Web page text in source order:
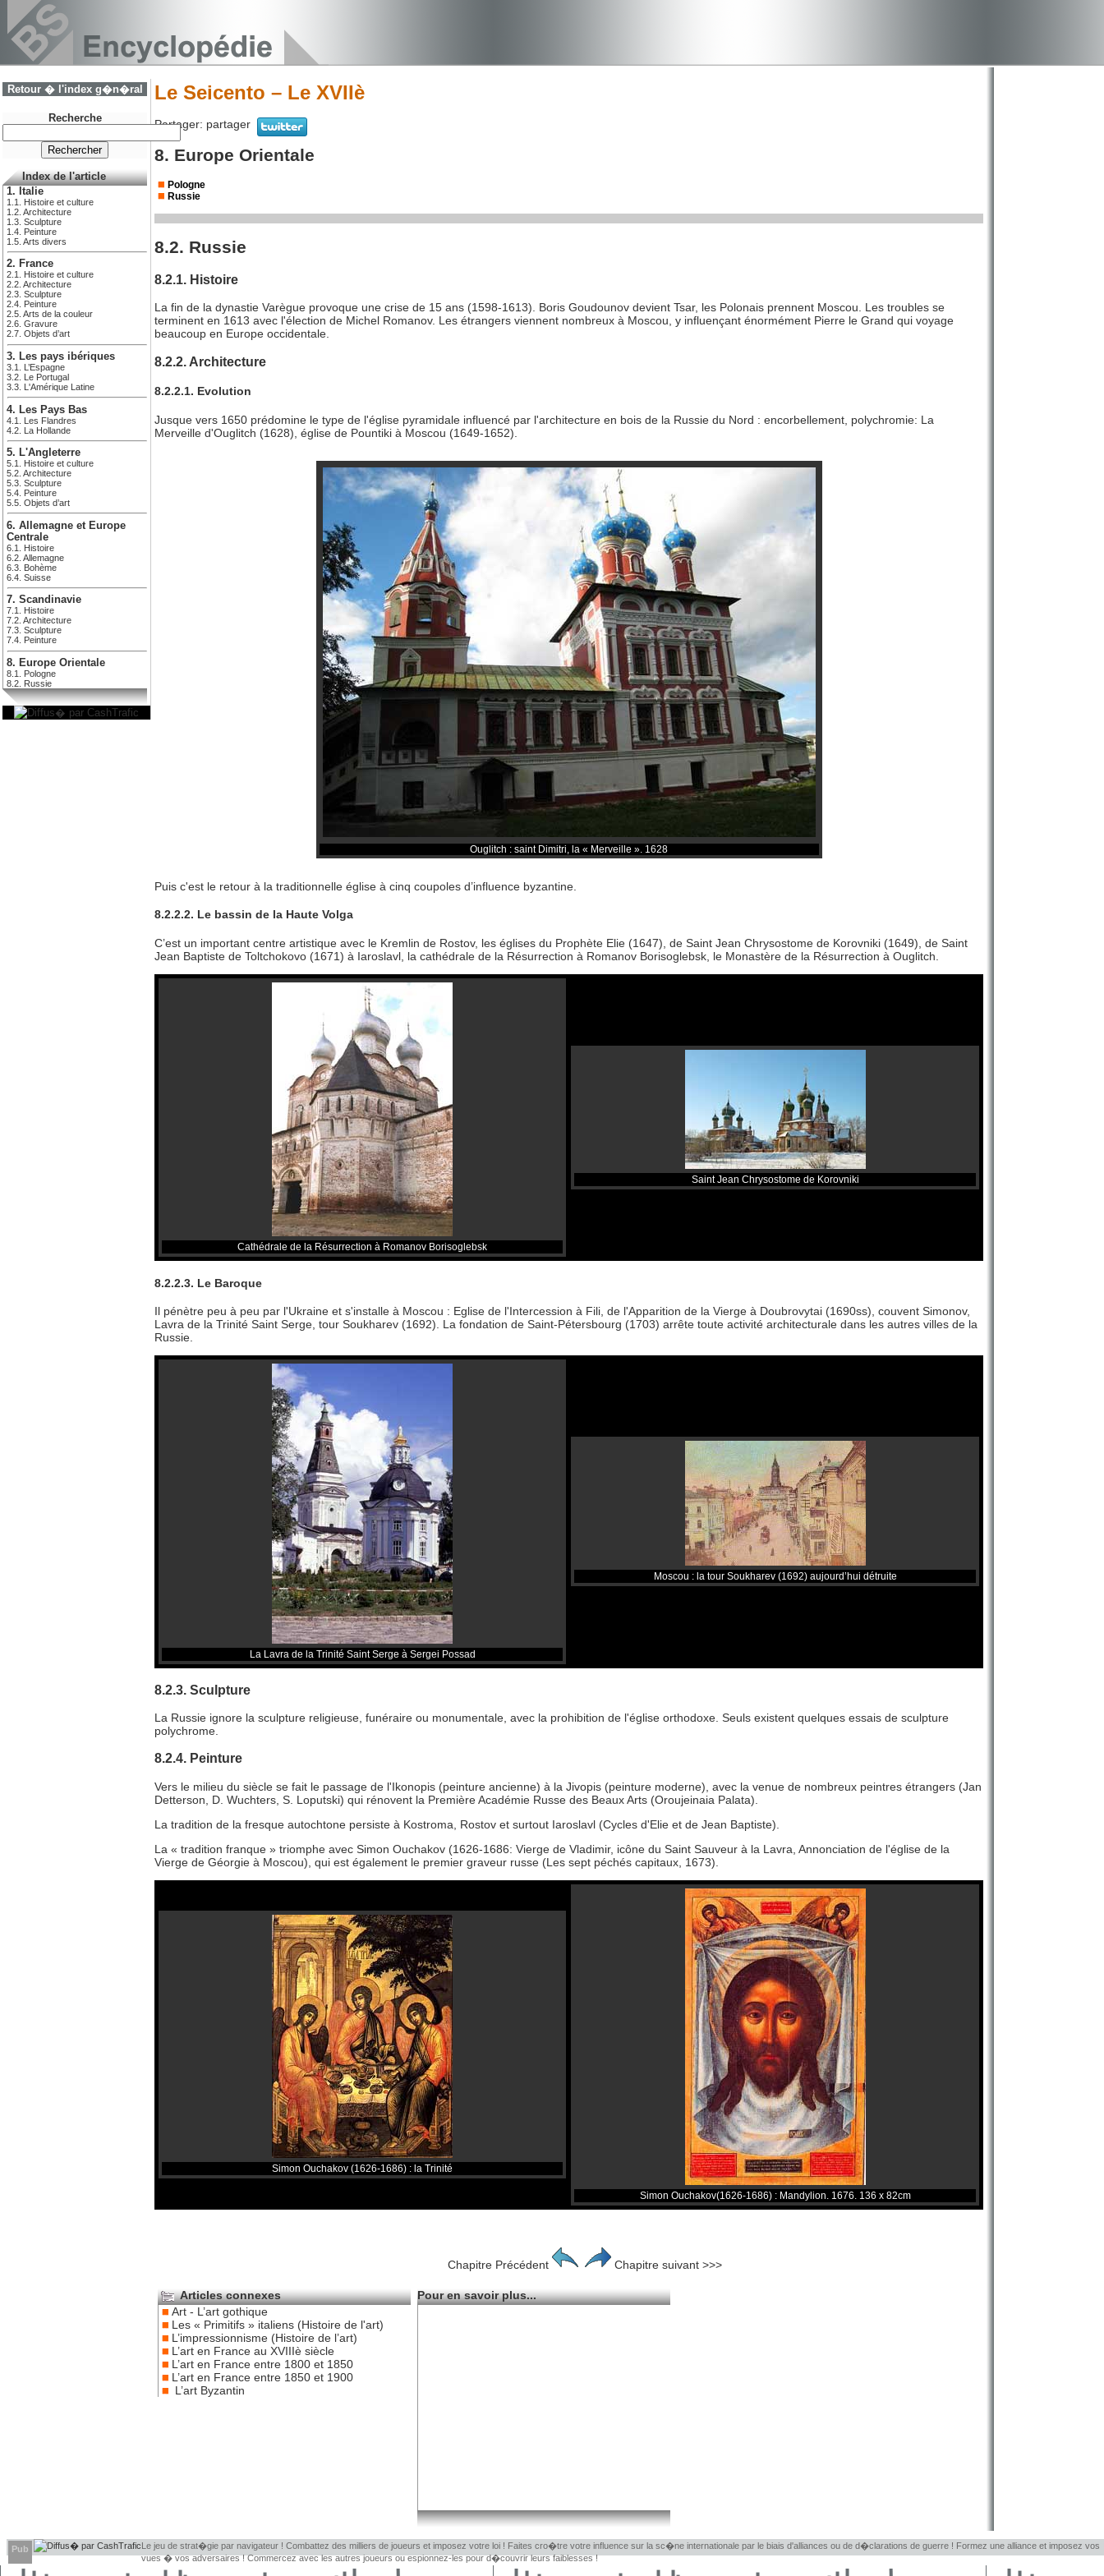
Retour � l'index g�n�ral
Recherche
Index de l'article
1. Italie
1.1. Histoire et culture
1.2. Architecture
1.3. Sculpture
1.4. Peinture
1.5. Arts divers
2. France
2.1. Histoire et culture
2.2. Architecture
2.3. Sculpture
2.4. Peinture
2.5. Arts de la couleur
2.6. Gravure
2.7. Objets d’art
3. Les pays ibériques
3.1. L’Espagne
3.2. Le Portugal
3.3. L'Amérique Latine
4. Les Pays Bas
4.1. Les Flandres
4.2. La Hollande
5. L'Angleterre
5.1. Histoire et culture
5.2. Architecture
5.3. Sculpture
5.4. Peinture
5.5. Objets d’art
6. Allemagne et Europe
Centrale
6.1. Histoire
6.2. Allemagne
6.3. Bohème
6.4. Suisse
7. Scandinavie
7.1. Histoire
7.2. Architecture
7.3. Sculpture
7.4. Peinture
8. Europe Orientale
8.1. Pologne
8.2. Russie
Le Seicento – Le XVIIè
Partager: partager
8. Europe Orientale
Pologne
Russie
8.2. Russie
8.2.1. Histoire
La fin de la dynastie Varègue provoque une crise de 15 ans (1598-1613). Boris Goudounov devient Tsar, les Polonais prennent Moscou. Les troubles se
terminent en 1613 avec l'élection de Michel Romanov. Les étrangers viennent nombreux à Moscou, y influençant énormément Pierre le Grand qui voyage
beaucoup en Europe occidentale.
8.2.2. Architecture
8.2.2.1. Evolution
Jusque vers 1650 prédomine le type de l'église pyramidale influencé par l'architecture en bois de la Russie du Nord : encorbellement, polychromie: La
Merveille d'Ouglitch (1628), église de Pountiki à Moscou (1649-1652).
Ouglitch : saint Dimitri, la « Merveille ». 1628
Puis c'est le retour à la traditionnelle église à cinq coupoles d’influence byzantine.
8.2.2.2. Le bassin de la Haute Volga
C’est un important centre artistique avec le Kremlin de Rostov, les églises du Prophète Elie (1647), de Saint Jean Chrysostome de Korovniki (1649), de Saint
Jean Baptiste de Toltchokovo (1671) à Iaroslavl, la cathédrale de la Résurrection à Romanov Borisoglebsk, le Monastère de la Résurrection à Ouglitch.
Cathédrale de la Résurrection à Romanov Borisoglebsk
Saint Jean Chrysostome de Korovniki
8.2.2.3. Le Baroque
Il pénètre peu à peu par l'Ukraine et s'installe à Moscou : Eglise de l'Intercession à Fili, de l'Apparition de la Vierge à Doubrovytai (1690ss), couvent Simonov,
Lavra de la Trinité Saint Serge, tour Soukharev (1692). La fondation de Saint-Pétersbourg (1703) arrête toute activité architecturale dans les autres villes de la
Russie.
La Lavra de la Trinité Saint Serge à Sergei Possad
Moscou : la tour Soukharev (1692) aujourd’hui détruite
8.2.3. Sculpture
La Russie ignore la sculpture religieuse, funéraire ou monumentale, avec la prohibition de l'église orthodoxe. Seuls existent quelques essais de sculpture
polychrome.
8.2.4. Peinture
Vers le milieu du siècle se fait le passage de l'Ikonopis (peinture ancienne) à la Jivopis (peinture moderne), avec la venue de nombreux peintres étrangers (Jan
Detterson, D. Wuchters, S. Loputski) qui rénovent la Première Académie Russe des Beaux Arts (Oroujeinaia Palata).
La tradition de la fresque autochtone persiste à Kostroma, Rostov et surtout Iaroslavl (Cycles d'Elie et de Jean Baptiste).
La « tradition franque » triomphe avec Simon Ouchakov (1626-1686: Vierge de Vladimir, icône du Saint Sauveur à la Lavra, Annonciation de l'église de la
Vierge de Géorgie à Moscou), qui est également le premier graveur russe (Les sept péchés capitaux, 1673).
Simon Ouchakov (1626-1686) : la Trinité
Simon Ouchakov(1626-1686) : Mandylion. 1676. 136 x 82cm
Chapitre Précédent Chapitre suivant >>>
Articles connexes
Art - L’art gothique
Les « Primitifs » italiens (Histoire de l'art)
L’impressionnisme (Histoire de l’art)
L’art en France au XVIIIè siècle
L’art en France entre 1800 et 1850
L’art en France entre 1850 et 1900
L’art Byzantin
Pour en savoir plus...
Pub
Le jeu de strat�gie par navigateur ! Combattez des milliers de joueurs et imposez votre loi ! Faites cro�tre votre influence sur la sc�ne internationale par le biais d'alliances ou de d�clarations de guerre ! Formez une alliance et imposez vos
vues � vos adversaires ! Commercez avec les autres joueurs ou espionnez-les pour d�couvrir leurs faiblesses !